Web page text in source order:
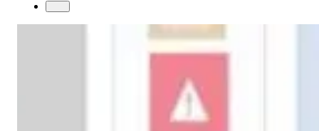
Forslag om ny affaldsordning